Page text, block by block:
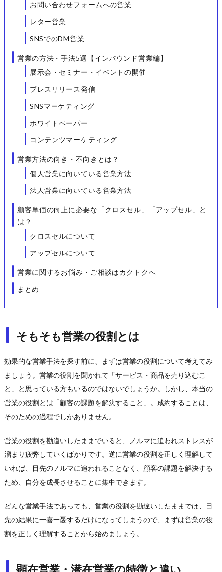
お問い合わせフォームへの営業
レター営業
SNSでのDM営業
営業の方法・手法5選【インバウンド営業編】
展示会・セミナー・イベントの開催
プレスリリース発信
SNSマーケティング
ホワイトペーパー
コンテンツマーケティング
営業方法の向き・不向きとは？
個人営業に向いている営業方法
法人営業に向いている営業方法
顧客単価の向上に必要な「クロスセル」「アップセル」と
は？
クロスセルについて
アップセルについて
営業に関するお悩み・ご相談はカクトクへ
まとめ
そもそも営業の役割とは
効果的な営業手法を探す前に、まずは営業の役割について考えてみ
ましょう。営業の役割を聞かれて「サービス・商品を売り込むこ
と」と思っている方もいるのではないでしょうか。しかし、本当の
営業の役割とは「顧客の課題を解決すること」。成約することは、
そのための過程でしかありません。
営業の役割を勘違いしたままでいると、ノルマに追われストレスが
溜まり疲弊していくばかりです。逆に営業の役割を正しく理解して
いれば、目先のノルマに追われることなく、顧客の課題を解決する
ため、自分を成長させることに集中できます。
どんな営業手法であっても、営業の役割を勘違いしたままでは、目
先の結果に一喜一憂するだけになってしまうので、まずは営業の役
割を正しく理解することから始めましょう。
顕在営業・潜在営業の特徴と違い